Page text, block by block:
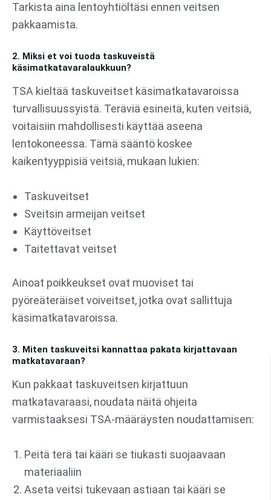
Tarkista aina lentoyhtiöltäsi ennen veitsen
pakkaamista.
2. Miksi et voi tuoda taskuveistä
käsimatkatavaralaukkuun?
TSA kieltää taskuveitset käsimatkatavaroissa
turvallisuussyistä. Teräviä esineitä, kuten veitsiä,
voitaisiin mahdollisesti käyttää aseena
lentokoneessa. Tämä sääntö koskee
kaikentyyppisiä veitsiä, mukaan lukien:
Taskuveitset
Sveitsin armeijan veitset
Käyttöveitset
Taitettavat veitset
Ainoat poikkeukset ovat muoviset tai
pyöreäteräiset voiveitset, jotka ovat sallittuja
käsimatkatavaroissa.
3. Miten taskuveitsi kannattaa pakata kirjattavaan
matkatavaraan?
Kun pakkaat taskuveitsen kirjattuun
matkatavaraasi, noudata näitä ohjeita
varmistaaksesi TSA-määräysten noudattamisen:
Peitä terä tai kääri se tiukasti suojaavaan
materiaaliin
Aseta veitsi tukevaan astiaan tai kääri se